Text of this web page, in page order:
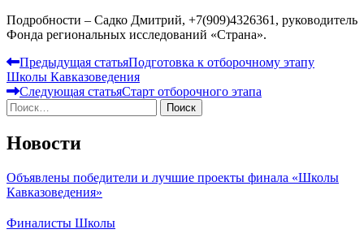
Подробности – Садко Дмитрий, +7(909)4326361, руководитель
Фонда региональных исследований «Страна».
Навигация
по
записям
Предыдущая статьяПодготовка к отборочному этапу
Школы Кавказоведения
Следующая статьяСтарт отборочного этапа
Найти:
Новости
Объявлены победители и лучшие проекты финала «Школы
Кавказоведения»
Финалисты Школы